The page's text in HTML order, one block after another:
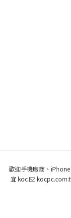
歡迎手機廠商、
宜 koc